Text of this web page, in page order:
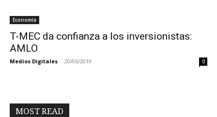
Economía
T-MEC da confianza a los inversionistas:
AMLO
Medios Digitales - 20/06/2019 0
MOST READ